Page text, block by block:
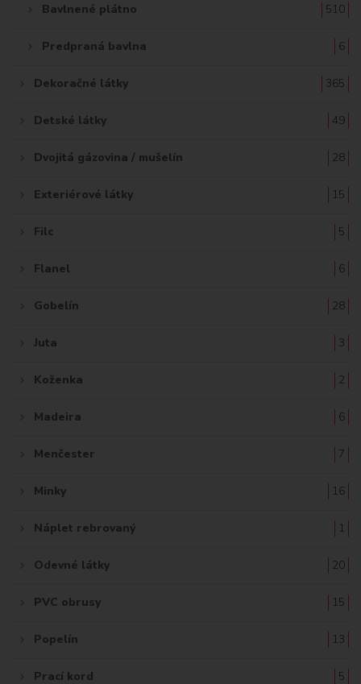
Bavlnené plátno 510
Predpraná bavlna 6
Dekoračné látky 365
Detské látky 49
Dvojitá gázovina / mušelín 28
Exteriérové látky 15
Filc 5
Flanel 6
Gobelín 28
Juta 3
Koženka 2
Madeira 6
Menčester 7
Minky 16
Náplet rebrovaný 1
Odevné látky 20
PVC obrusy 15
Popelín 13
Prací kord 5